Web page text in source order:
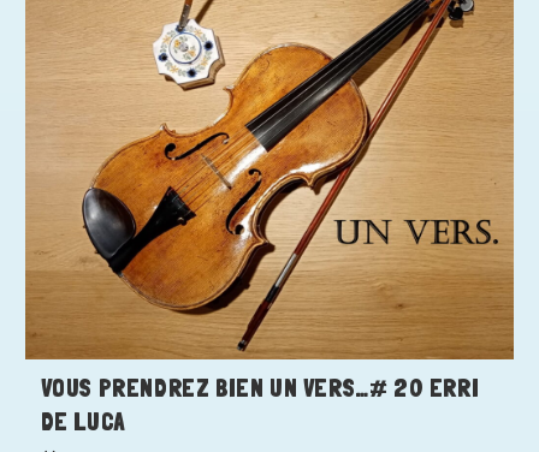
VOUS PRENDREZ BIEN UN VERS…# 20 ERRI
DE LUCA